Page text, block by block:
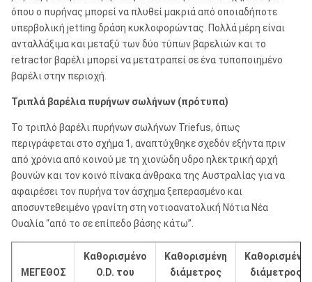
όπου ο πυρήνας μπορεί να πλυθεί μακριά από οποιαδήποτε
υπερβολική jetting δράση κυκλοφορώντας. Πολλά μέρη είναι
ανταλλάξιμα και μεταξύ των δύο τύπων βαρελιών και το
retractor βαρέλι μπορεί να μετατραπεί σε ένα τυποποιημένο
βαρέλι στην περιοχή.
Τριπλά βαρέλια πυρήνων σωλήνων (πρότυπα)
Το τριπλό βαρέλι πυρήνων σωλήνων Triefus, όπως
περιγράφεται στο σχήμα 1, αναπτύχθηκε σχεδόν εξήντα πριν
από χρόνια από κοινού με τη χιονώδη υδρο ηλεκτρική αρχή
βουνών και τον κοινό πίνακα άνθρακα της Αυστραλίας για να
αφαιρέσει τον πυρήνα τον άσχημα ξεπερασμένο και
αποσυντεθειμένο γρανίτη στη νοτιοανατολική Νότια Νέα
Ουαλία “από το σε επίπεδο βάσης κάτω”.
ΜΕΓΕΘΟΣ
Καθορισμένο
O.D. του
Καθορισμένη
διάμετρος
Καθορισμένη
διάμετρος